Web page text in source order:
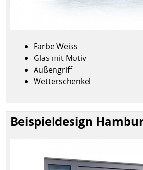
Farbe Weiss
Glas mit Motiv
Außengriff
Wetterschenkel
Beispieldesign